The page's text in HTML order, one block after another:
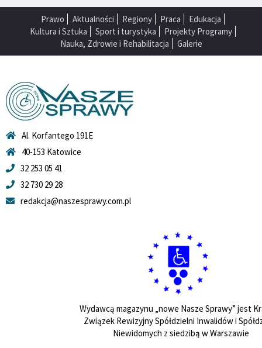
Prawo Aktualności Regiony Praca
Edukacja
Kultura i Sztuka
Sport i turystyka
Projekty Programy
Nauka, Zdrowie i Rehabilitacja
Galerie
Al. Korfantego 191E
40-153 Katowice
32 253 05 41
32 730 29 28
redakcja@naszesprawy.com.pl
Wydawcą magazynu „nowe Nasze Sprawy” jest
Związek Rewizyjny Spółdzielni Inwalidów i
Niewidomych z siedzibą w Warszawie